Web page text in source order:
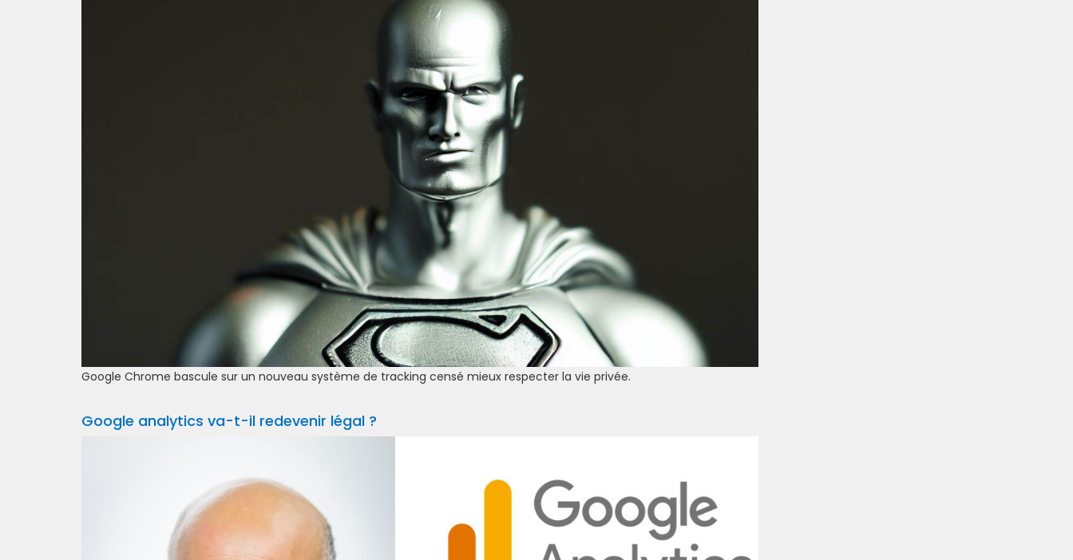
Google Chrome bascule sur un nouveau système de tracking censé mieux respecter la vie privée.
Google analytics va-t-il redevenir légal ?